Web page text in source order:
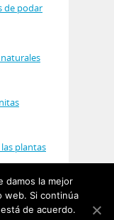
de podar
plantas
damos la mejor
web. Si continúa
de acuerdo.